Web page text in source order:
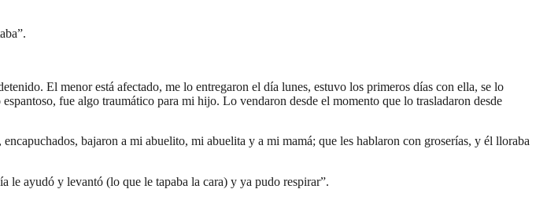
El menor está afectado, me lo entregaron el día lunes, estuvo los primeros días con ella, se lo
fue algo traumático para mi hijo. Lo vendaron desde el momento que lo trasladaron desde
bajaron a mi abuelito, mi abuelita y a mi mamá; que les hablaron con groserías, y él lloraba
le ayudó y levantó (lo que le tapaba la cara) y ya pudo respirar”.